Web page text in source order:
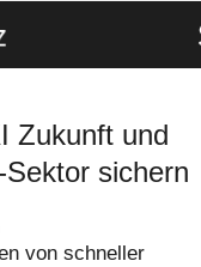
Zukunft und
sichern
von schneller